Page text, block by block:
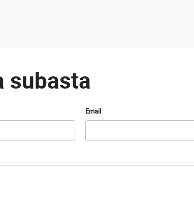
subasta
Email